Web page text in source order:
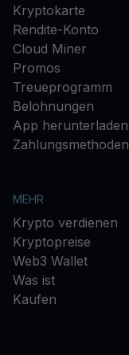
Kryptokarte
Rendite-Konto
Cloud Miner
Promos
Treueprogramm
Belohnungen
App herunterladen
Zahlungsmethoden
MEHR
Krypto verdienen
Kryptopreise
Web3 Wallet
Was ist
Kaufen